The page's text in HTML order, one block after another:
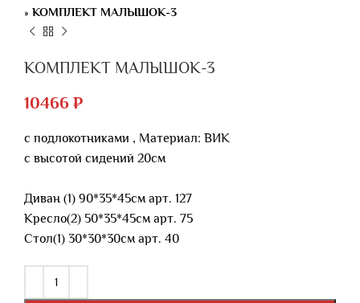
» КОМПЛЕКТ МАЛЫШОК-3
КОМПЛЕКТ МАЛЫШОК-3
10466 ₽
с подлокотниками , Материал: ВИК
с высотой сидений 20см
Диван (1) 90*35*45см арт. 127
Кресло(2) 50*35*45см арт. 75
Стол(1) 30*30*30см арт. 40